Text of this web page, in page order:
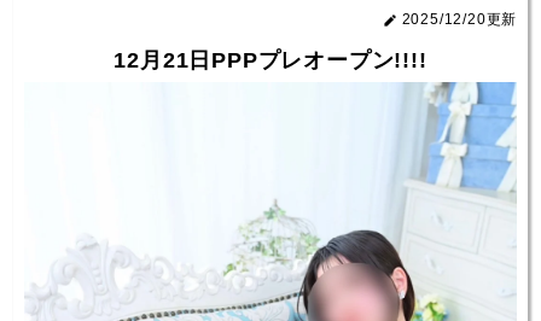
2025/12/20更新
12月21日PPPプレオープン!!!!